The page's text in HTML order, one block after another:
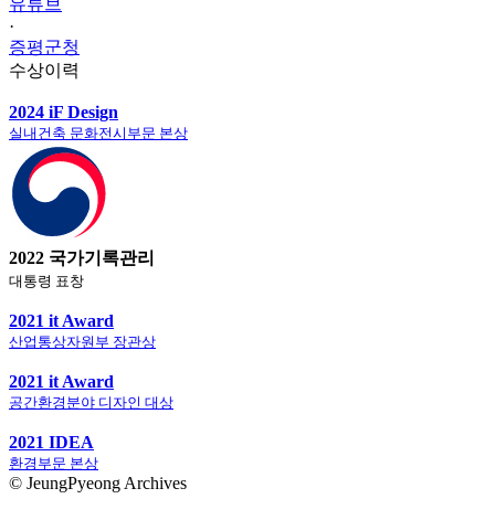
유튜브
·
증평군청
수상이력
2024 iF Design
실내건축 문화전시부문 본상
2022 국가기록관리
대통령 표창
2021 it Award
산업통상자원부 장관상
2021 it Award
공간환경분야 디자인 대상
2021 IDEA
환경부문 본상
© JeungPyeong Archives